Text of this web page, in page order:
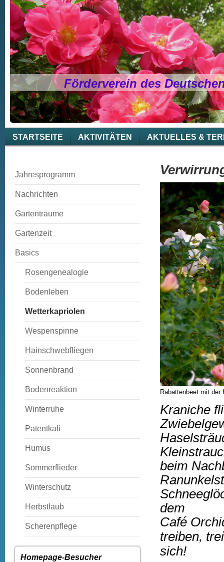
Förderverein des
STARTSEITE AKTIVITÄTEN AKTUELLES &
Jahresprogramm
Nachrichten
Gartenträume
Gartenzeit
Basics
Rosengenealogie
Bodenleben
Wetterkapriolen
Wespenspinne
Hainschwebfliegen
Sonnenbrand
Bodenreaktion
Winterruhe
Patentkali
Humus
Sommerflieder
Winterschutz
Herbstlaub
Scherenpflege
Homepage-Besucher
Rabattenbeet mit der
Kraniche
beim
dem
Café
treiben,
sich!